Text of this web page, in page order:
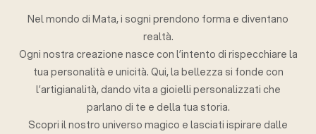
Nel mondo di Mata, i sogni prendono forma e diventano
realtà.
Ogni nostra creazione nasce con l’intento di rispecchiare la
tua personalità e unicità. Qui, la bellezza si fonde con
l’artigianalità, dando vita a gioielli personalizzati che
parlano di te e della tua storia.
Scopri il nostro universo magico e lasciati ispirare dalle